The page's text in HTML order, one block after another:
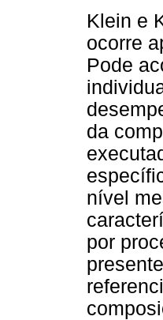
Klein e
ocorre
Pode
da
nível
por